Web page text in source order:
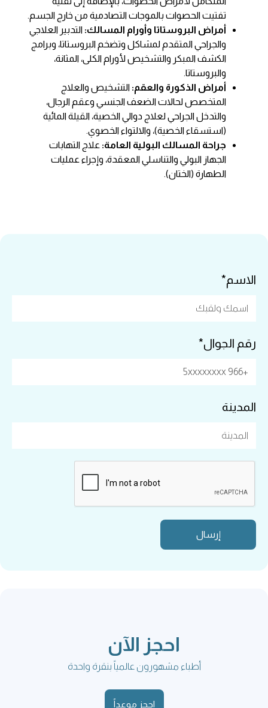
تفتيت الحصوات بالموجات التصادمية من خارج الجسم.
أمراض البروستاتا وأورام المسالك: التدبير العلاجي
والجراحي المتقدم لمشاكل وتضخم البروستاتا، وبرامج
الكشف المبكر والتشخيص لأورام الكلى، المثانة،
والبروستاتا.
أمراض الذكورة والعقم: التشخيص والعلاج
المتخصص لحالات الضعف الجنسي وعقم الرجال،
والتدخل الجراحي لعلاج دوالي الخصية، القيلة المائية
(استسقاء الخصية)، والالتواء الخصوي.
جراحة المسالك البولية العامة: علاج التهابات
الجهاز البولي والتناسلي المعقدة، وإجراء عمليات
الطهارة (الختان).
الاسم*
رقم الجوال*
المدينة
احجز الآن
أطباء مشهورون عالمياً بنقرة واحدة
احجز موعداً